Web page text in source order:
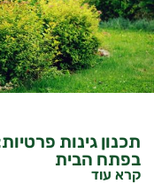
תכנון גינות
בפתח הבית
קרא עוד